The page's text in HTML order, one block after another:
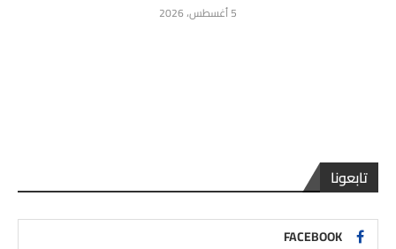
5 أغسطس، 2026
تابعونا
FACEBOOK